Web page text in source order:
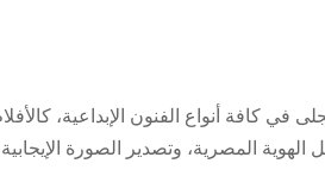
أنواع الفنون الإبداعية،
المصرية، وتصدير الصورة